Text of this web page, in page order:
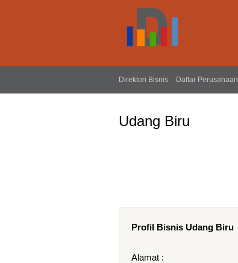
Direktori Bisnis Daftar Perusahaan
Udang Biru
Profil Bisnis Udang Biru
Alamat :